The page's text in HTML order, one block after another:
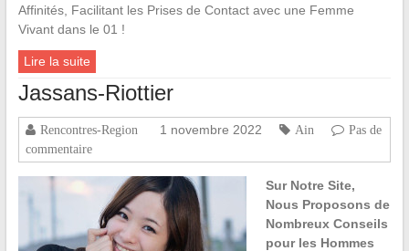
Affinités, Facilitant les Prises de Contact avec une Femme
Vivant dans le 01 !
Lire la suite
Jassans-Riottier
Rencontres-Region 1 novembre 2022 Ain
Pas de
commentaire
Sur Notre Site,
Nous Proposons de
Nombreux Conseils
pour les Hommes